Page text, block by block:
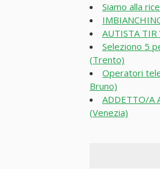
Siamo alla
AUTISTA TIR
Seleziono 5
(Trento)
Operatori
Bruno)
ADDETTO/A
(Venezia)